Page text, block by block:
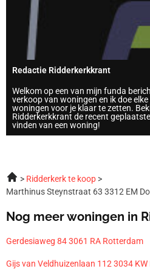
Redactie Ridderkerkkrant
Welkom op een van mijn funda
verkoop van woningen en ik doe
woningen voor je klaar te zetten.
Ridderkerkkrant de recent
vinden van een woning!
Ridderkerk te koop
Marthinus Steynstraat 63 3312 EM
Nog meer woningen in
Gerdesiaweg 84 3061 RA Rotterdam
Gijs van Veldhuizenlaan 112 3034